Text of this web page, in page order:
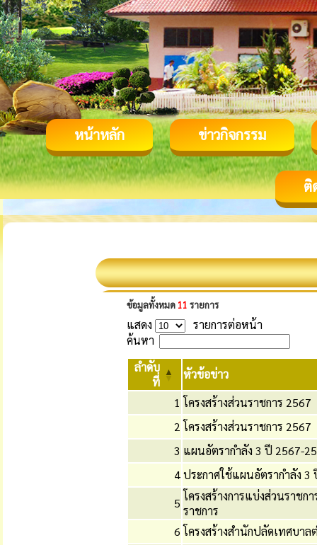
หน้าหลัก ข่าวกิจกรรม
ติ
ข้อมูลทั้งหมด 11 รายการ
แสดง
รายการต่อหน้า
ค้นหา
ลำดับ
ที่
หัวข้อข่าว
1 โครงสร้างส่วนราชการ 2567
2 โครงสร้างส่วนราชการ 2567
3 แผนอัตรากำลัง 3 ปี 2567-
4ประกาศใช้แผนอัตรากำลัง
5 โครงสร้างการแบ่งส่วนราช
ราชการ
6 โครงสร้างสำนักปลัดเทศบา